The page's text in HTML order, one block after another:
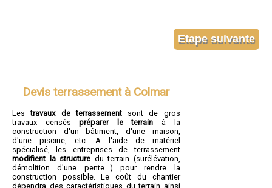
Devis terrassement à Colmar
Lestravaux de terrassementsont de gros
travaux censéspréparer le terrain à la
construction d'un bâtiment, d'une maison,
d'une piscine, etc. A l'aide de matériel
spécialisé, les entreprises de terrassement
modifient la structure du terrain (surélévation,
démolition d'une pente...) pour rendre la
construction possible. Le coût du chantier
dépendra des caractéristiques du terrain ainsi